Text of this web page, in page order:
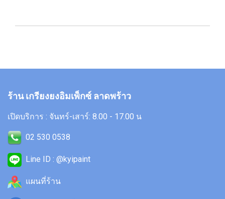
ร้าน เกรียงยงอิมเพ็กซ์ ลาดพร้าว
เปิดบริการ : จันทร์-เสาร์: 8.00 - 17.00 น
02 530 0538
Line ID : @kyipaint
แผนที่ร้าน